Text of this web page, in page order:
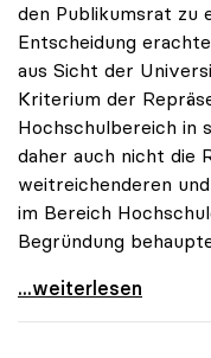
den Publikumsrat zu
Entscheidung
aus Sicht der
Kriterium der
Hochschulbereich in
daher auch nicht die
weitreichenderen
im Bereich
Begründung
ORF-Publikumsrat:
...weiterlesen